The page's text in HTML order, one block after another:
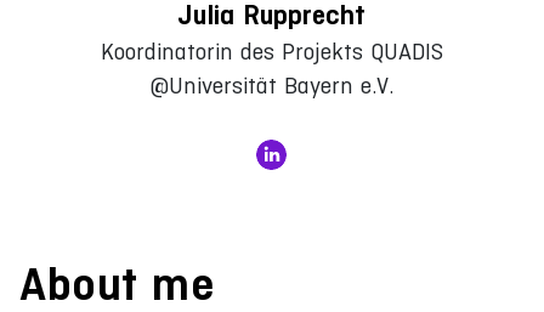
Julia Rupprecht
Koordinatorin des Projekts QUADIS
@Universität Bayern e.V.
About me